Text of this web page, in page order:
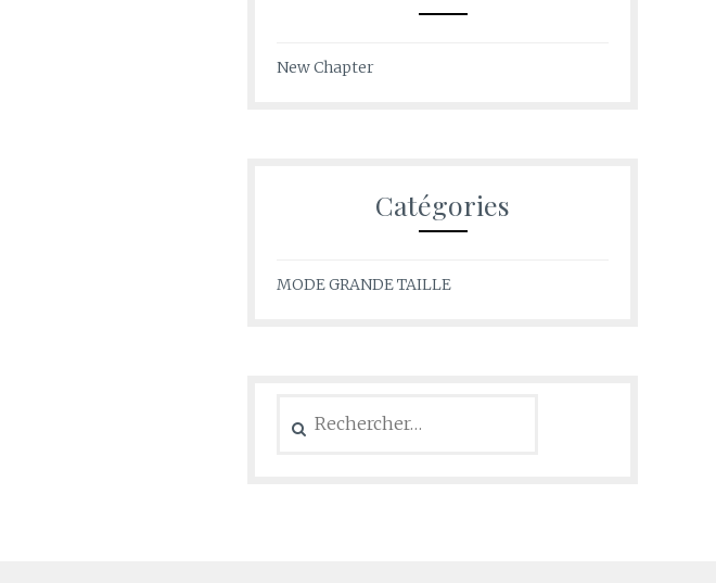
New Chapter
Catégories
MODE GRANDE TAILLE